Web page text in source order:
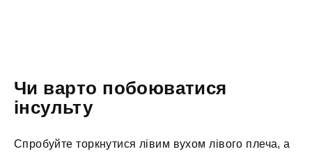
Чи варто побоюватися
інсульту
Спробуйте торкнутися лівим вухом лівого плеча, а